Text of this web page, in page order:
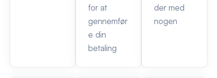
for at
gennemfør
e din
betaling
der med
nogen